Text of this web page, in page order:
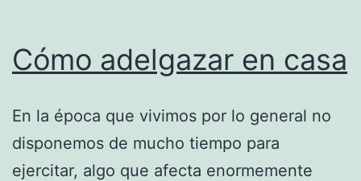
Cómo adelgazar en casa
En la época que vivimos por lo general no
disponemos de mucho tiempo para
ejercitar, algo que afecta enormemente